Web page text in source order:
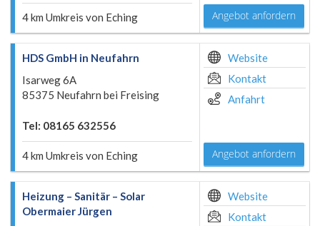
4 km Umkreis von Eching Angebot anfordern
HDS GmbH in Neufahrn
Isarweg 6A
85375 Neufahrn bei Freising
Tel: 08165 632556
4 km Umkreis von Eching
Website
Kontakt
Anfahrt
Angebot anfordern
Heizung – Sanitär – Solar
Obermaier Jürgen
Website
Kontakt